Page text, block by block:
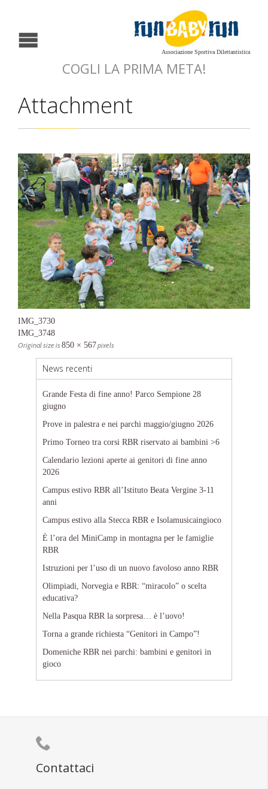
Associazione Sportiva Dilettantistica
COGLI LA PRIMA META!
Attachment
IMG_3730
IMG_3748
Original size is850 × 567pixels
News recenti
Grande Festa di fine anno! Parco Sempione 28
giugno
Prove in palestra e nei parchi maggio/giugno 2026
Primo Torneo tra corsi RBR riservato ai bambini >6
Calendario lezioni aperte ai genitori di fine anno
2026
Campus estivo RBR all’Istituto Beata Vergine 3-11
anni
Campus estivo alla Stecca RBR e Isolamusicaingioco
È l’ora del MiniCamp in montagna per le famiglie
RBR
Istruzioni per l’uso di un nuovo favoloso anno RBR
Olimpiadi, Norvegia e RBR: “miracolo” o scelta
educativa?
Nella Pasqua RBR la sorpresa… è l’uovo!
Torna a grande richiesta “Genitori in Campo”!
Domeniche RBR nei parchi: bambini e genitori in
gioco

Contattaci